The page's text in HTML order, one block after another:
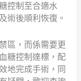
控制至合適水
術後順利恢復。
區，而係需要更
糖控制達標，配
地完成手術，同